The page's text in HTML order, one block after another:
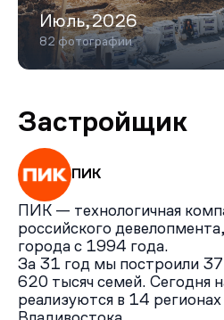
Июль,2026
82 фотографии
Застройщик
ПИК
ПИК — технологичная
российского
города с 1994 года.
За 31 год мы построили
620 тысяч семей. Сегодня
реализуются в 14